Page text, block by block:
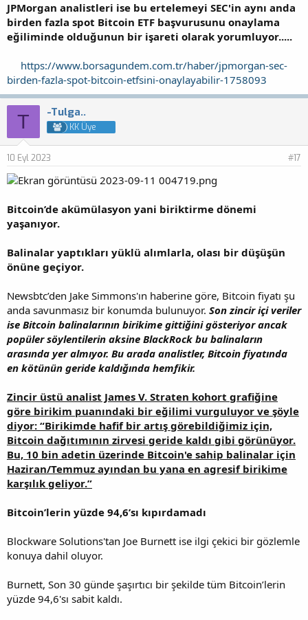
JPMorgan analistleri ise bu ertelemeyi SEC'in aynı anda
birden fazla spot Bitcoin ETF başvurusunu onaylama
eğiliminde olduğunun bir işareti olarak yorumluyor.....
https://www.borsagundem.com.tr/haber/jpmorgan-sec-
birden-fazla-spot-bitcoin-etfsini-onaylayabilir-1758093
T -Tulga..
KK Üye
10 Eyl 2023 #17
Bitcoin’de akümülasyon yani biriktirme dönemi
yaşanıyor.
Balinalar yaptıkları yüklü alımlarla, olası bir düşüşün
önüne geçiyor.
Newsbtc’den Jake Simmons'ın haberine göre, Bitcoin fiyatı şu
anda savunmasız bir konumda bulunuyor. Son zincir içi veriler
ise Bitcoin balinalarının birikime gittiğini gösteriyor ancak
popüler söylentilerin aksine BlackRock bu balinaların
arasında yer almıyor. Bu arada analistler, Bitcoin fiyatında
en kötünün geride kaldığında hemfikir.
Zincir üstü analist James V. Straten kohort grafiğine
göre birikim puanındaki bir eğilimi vurguluyor ve şöyle
diyor: “Birikimde hafif bir artış görebildiğimiz için,
Bitcoin dağıtımının zirvesi geride kaldı gibi görünüyor.
Bu, 10 bin adetin üzerinde Bitcoin'e sahip balinalar için
Haziran/Temmuz ayından bu yana en agresif birikime
karşılık geliyor.”
Bitcoin’lerin yüzde 94,6’sı kıpırdamadı
Blockware Solutions'tan Joe Burnett ise ilgi çekici bir gözlemle
konuya dahil oluyor.
Burnett, Son 30 günde şaşırtıcı bir şekilde tüm Bitcoin’lerin
yüzde 94,6'sı sabit kaldı.